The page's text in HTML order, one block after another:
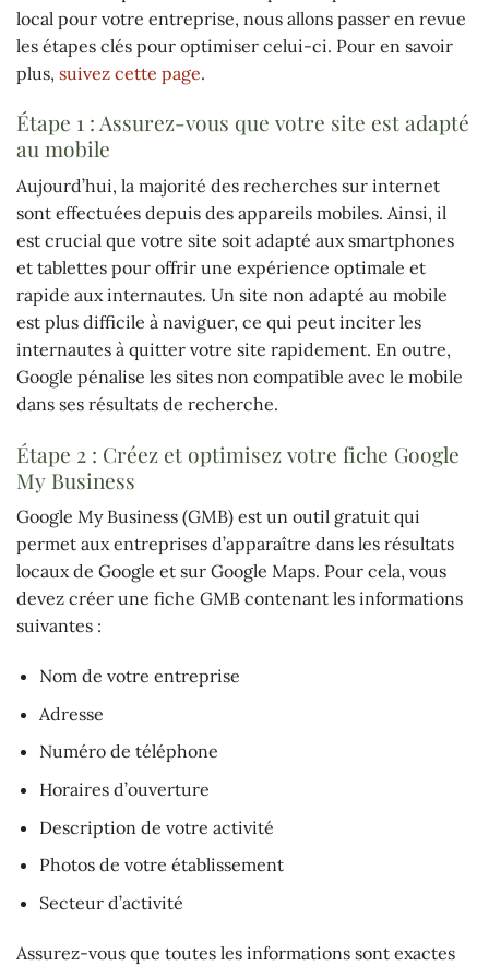
local pour votre entreprise, nous allons passer en revue
les étapes clés pour optimiser celui-ci. Pour en savoir
plus, suivez cette page.
Étape 1 : Assurez-vous que votre site est adapté
au mobile
Aujourd’hui, la majorité des recherches sur internet
sont effectuées depuis des appareils mobiles. Ainsi, il
est crucial que votre site soit adapté aux smartphones
et tablettes pour offrir une expérience optimale et
rapide aux internautes. Un site non adapté au mobile
est plus difficile à naviguer, ce qui peut inciter les
internautes à quitter votre site rapidement. En outre,
Google pénalise les sites non compatible avec le mobile
dans ses résultats de recherche.
Étape 2 : Créez et optimisez votre fiche Google
My Business
Google My Business (GMB) est un outil gratuit qui
permet aux entreprises d’apparaître dans les résultats
locaux de Google et sur Google Maps. Pour cela, vous
devez créer une fiche GMB contenant les informations
suivantes :
Nom de votre entreprise
Adresse
Numéro de téléphone
Horaires d’ouverture
Description de votre activité
Photos de votre établissement
Secteur d’activité
Assurez-vous que toutes les informations sont exactes